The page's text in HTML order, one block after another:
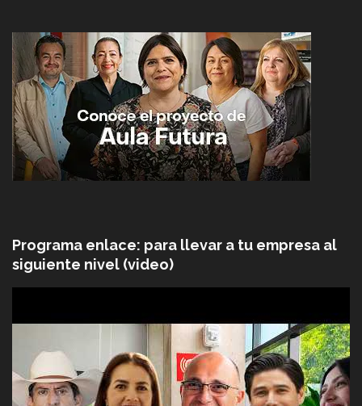
Programa enlace: para llevar a tu empresa al
siguiente nivel (video)